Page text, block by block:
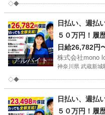
◇◆┈┈┈┈┈┈┈┈┈┈┈┈┈┈┈┈◇◆ 日
配送 スタッ
アルバイト
日払い、週払
５０万円！履
日給26,782円
株式会社mono
神奈川県 武蔵新城
◇◆┈┈┈┈┈┈┈┈┈┈┈┈┈┈┈┈◇◆ 日
武蔵新城駅
日払い、週払
５０万円！履